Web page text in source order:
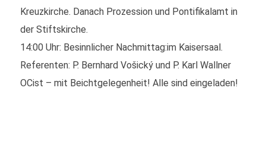
Kreuzkirche. Danach Prozession und Pontifikalamt in
der Stiftskirche.
14:00 Uhr: Besinnlicher Nachmittag:im Kaisersaal.
Referenten: P. Bernhard Vošický und P. Karl Wallner
OCist – mit Beichtgelegenheit! Alle sind eingeladen!